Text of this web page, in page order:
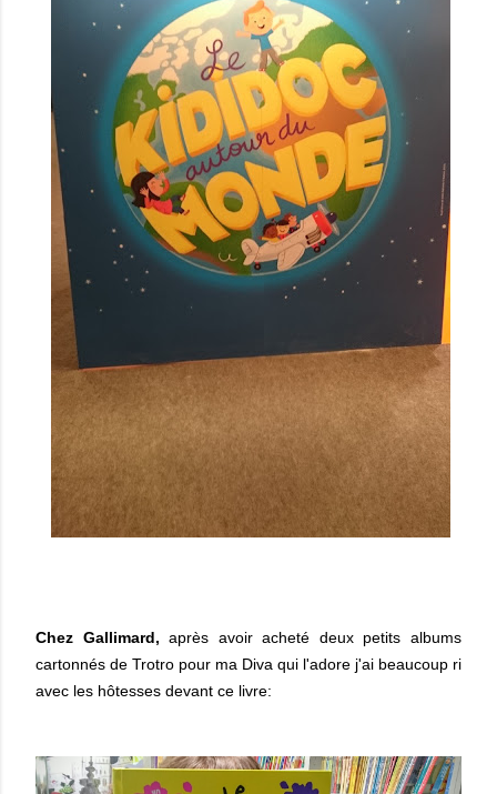
Chez Gallimard,après avoir acheté deux petits albums
cartonnés de Trotro pour ma Diva qui l'adore j'ai beaucoup ri
avec les hôtesses devant ce livre: